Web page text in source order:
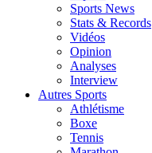
Sports News
Stats & Records
Vidéos
Opinion
Analyses
Interview
Autres Sports
Athlétisme
Boxe
Tennis